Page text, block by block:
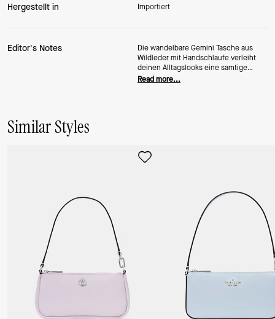
Hergestellt in Importiert
Editor's Notes
Die wandelbare Gemini Tasche aus
Wildleder mit Handschlaufe verleiht
deinen Alltagslooks eine samtige
Struktur. Ihr flauschiges Finish verleiht
Read more...
Similar Styles